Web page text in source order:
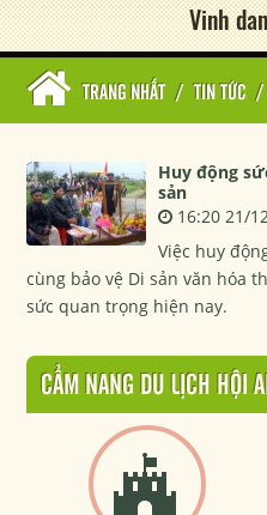
Vinh
TRANG NHẤT / TIN TỨC /
Huy động
sản
16:20 21/
Việc huy
cùng bảo vệ Di sản văn hóa
sức quan trọng hiện nay.
CẨM NANG DU LỊCH HỘI